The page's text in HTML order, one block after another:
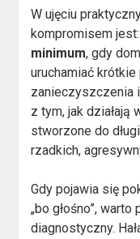
W ujęciu
kompromisem jest:
minimum, gdy
uruchamiać
zanieczyszczenia
z tym, jak działają
stworzone do
rzadkich,
Gdy pojawia się
„bo głośno”,
diagnostyczny.